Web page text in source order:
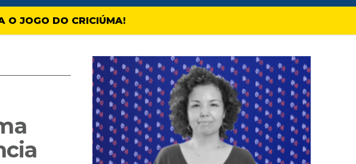
O JOGO DO CRICIÚMA!